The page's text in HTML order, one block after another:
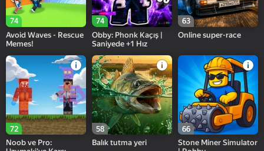
74
Avoid Waves - Rescue
Memes!
74
Obby: Phonk Kaçış |
Saniyede +1 Hız
63
Online super-race
72
Noob ve Pro:
58
Balık tutma yeri
66
Stone Miner Simulator